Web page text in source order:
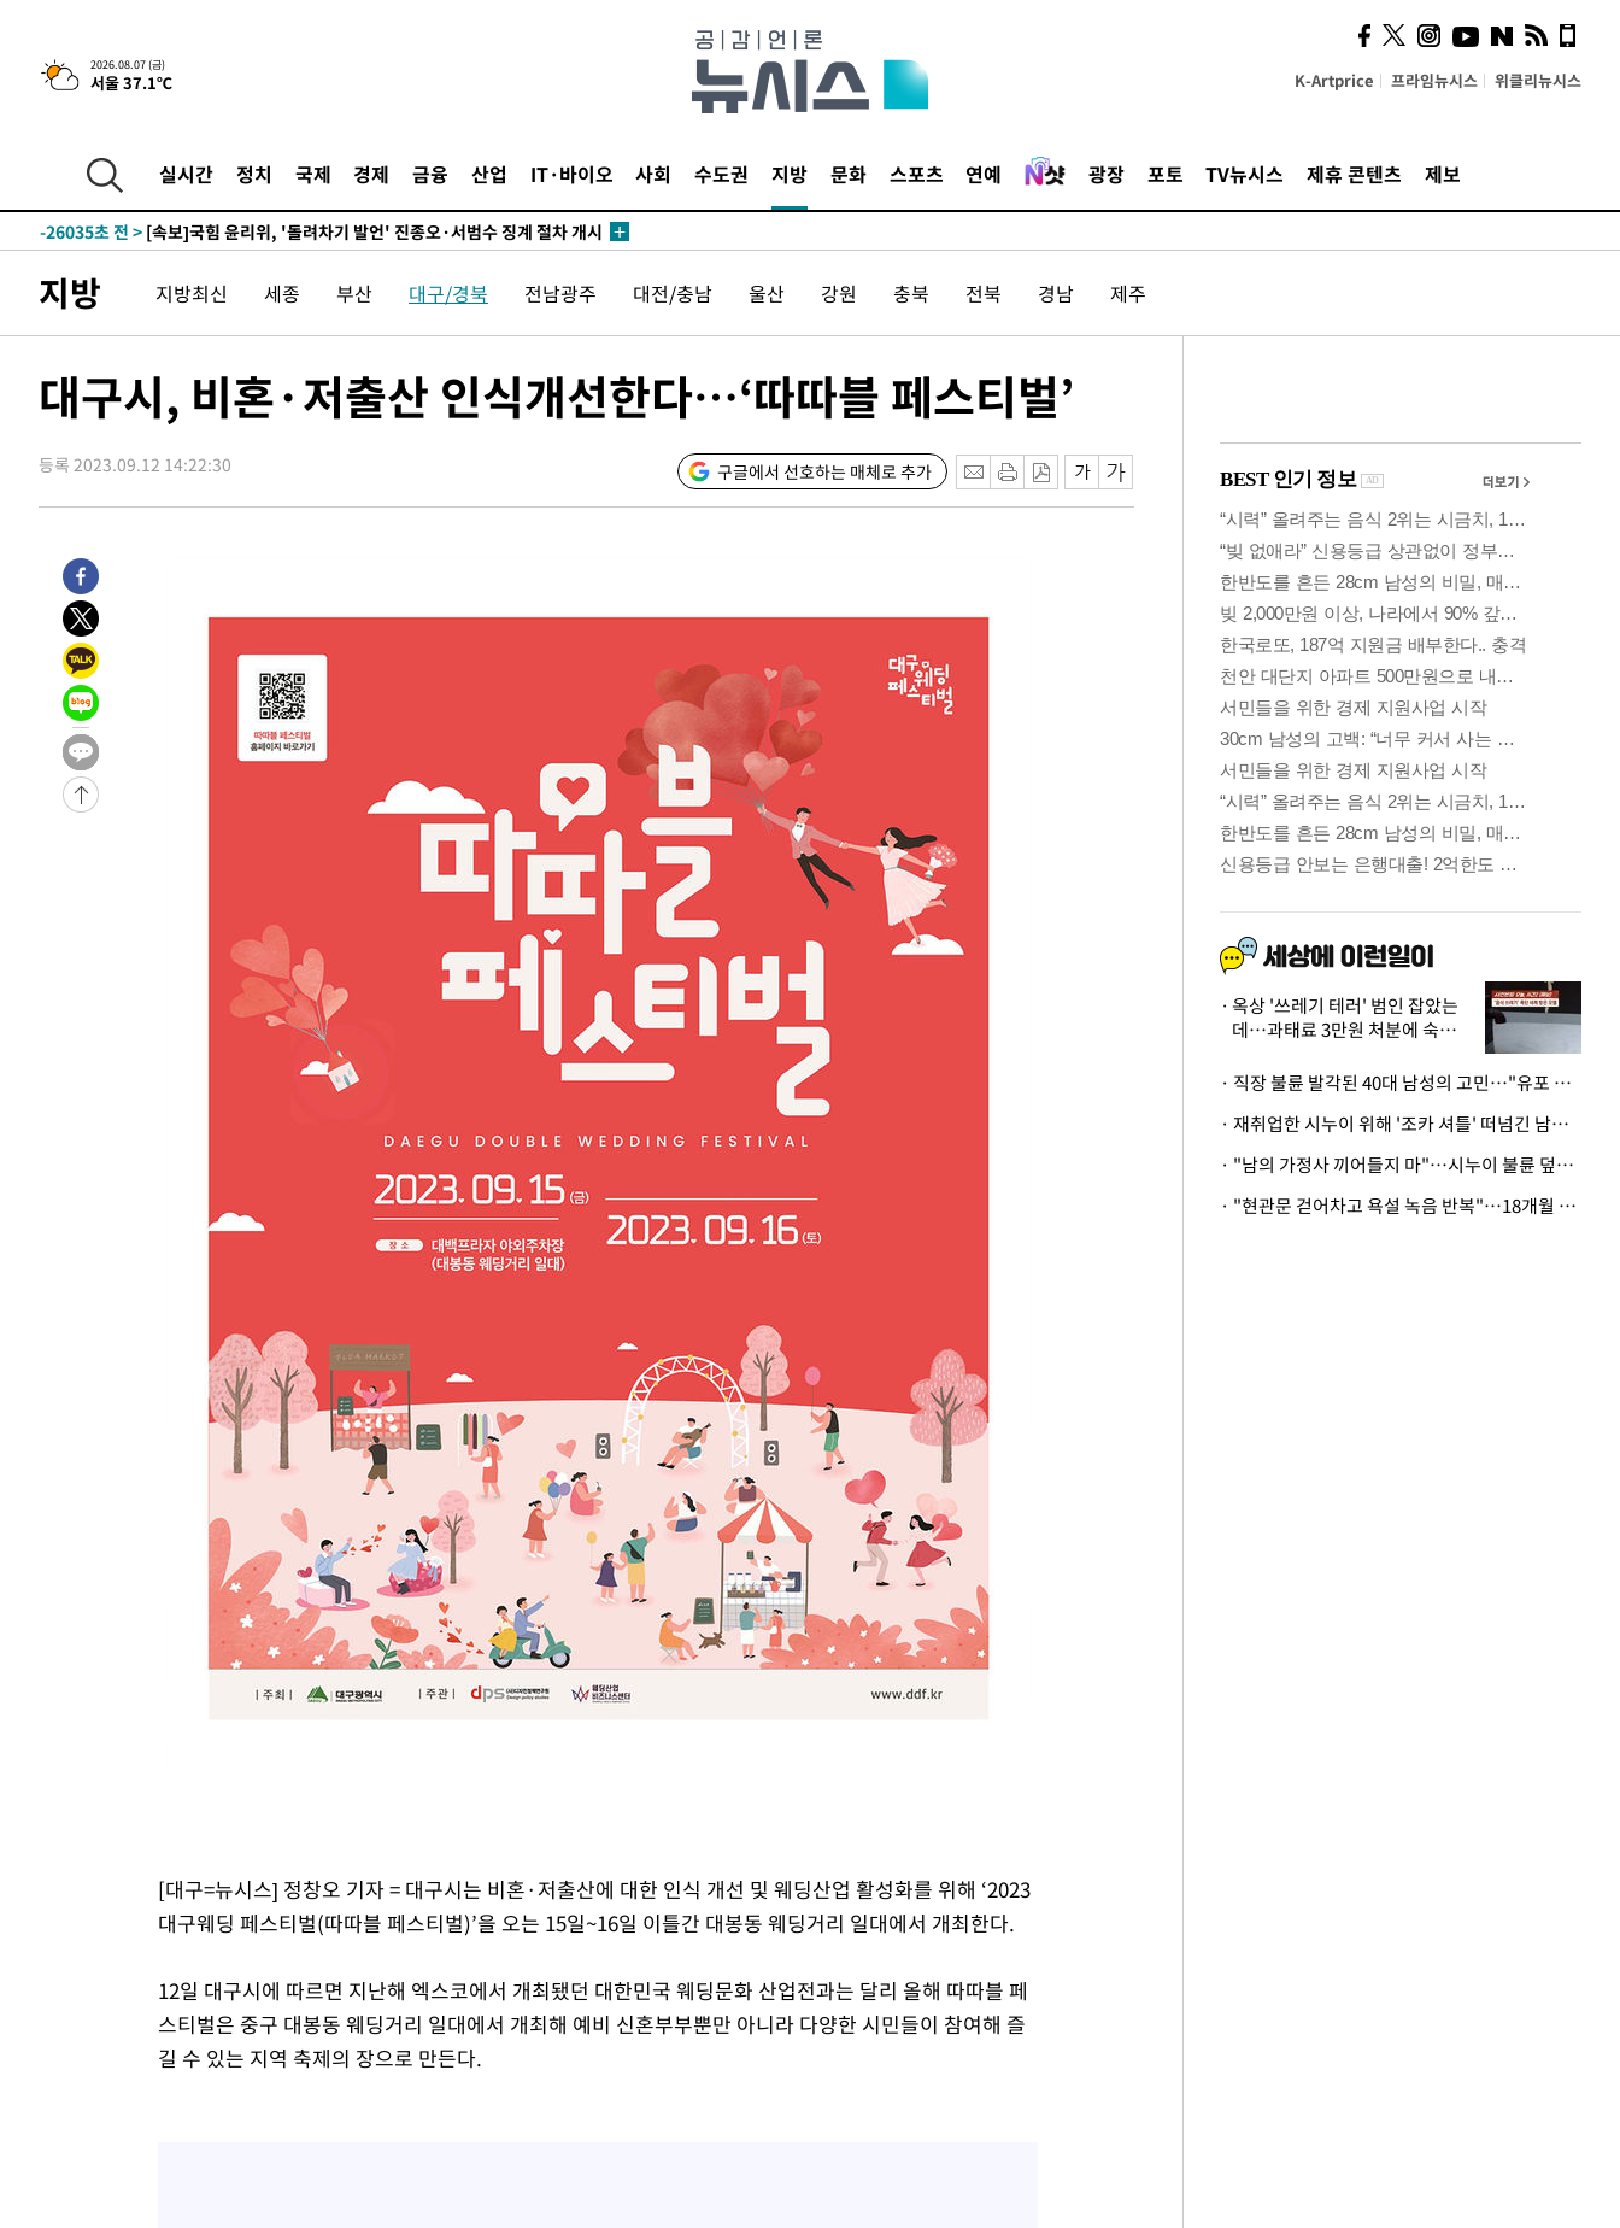
2026.08.07 (금)
서울 37.1℃ K-Artprice 프라임뉴시스 위클리뉴시스
실시간 정치 국제 경제 금융 산업 IT·바이오 사회 수도권 지방 문화 스포츠 연예 광장 포토 TV뉴시스 제휴 콘텐츠 제보
례 큰 폭발음
-31791초 전 >[속보]종합특검, '계엄 수용공간 확보' 신용해 前교정본부장 기소
-30664초 전 > 외신들도 주목한 韓축구 파문…"국민적 공분에 수사 재개"
-29657초 전 >
[속보]규제합리화위원회 부위원장에 김태유 서울대 공대 교수…이
병태 후임
-26015초 전 >
-21340초 전 > [속보] 7월 중국 수출 23.9%↑ 수입 27.5%↑…무역총액
-18366초 전 >
[속보]종합특검, '관저이전 봐주기 감사' 유병호 구속기소
-14966초 전 >민주 콩고 에볼라환자 4천명 돌파, 4053명 발생 1850명 사망
-13410초 전 >"미 전국적 살모네라 식중독 원인은 멕시코산 할라피뇨"-- CDC
-11804초 전 >[속보]합수본, '투표율 허위 입력' 중앙·서울·경기도 선관위 등 9곳
-11559초 전 >[속보]원·달러 환율, 오전 9시 1423.8원
-11341초 전 >
-11309초 전 >
-8474초 전 >
-7772초 전 >
입추에도 극한더위…서울 낮 39도 '폭염중대경보'
-2736초 전 >
이란, 호르무즈서 "적국 목표물들"과 대치로 남부 케슘섬에서 두차
례 큰 폭발음
-31811초 전 >
[속보]종합특검, '계엄 수용공간 확보' 신용해 前교정본부장 기소
-30684초 전 >
외신들도 주목한 韓축구 파문…"국민적 공분에 수사 재개"
-30655초 전 >
11시간 압수수색에 성접대 파문까지…'쑥대밭' 된 축구협회
[속보]규제합리화위원회 부위원장에 김태유 서울대 공대 교수…이
[속보]국힘 윤리위, '돌려차기 발언' 진종오·서범수 징계 절차 개시
[속보] 7월 중국 수출 23.9%↑ 수입 27.5%↑…무역총액
[속보]'채상병 순직 책임' 임성근, 항소심도 징역 3년
[속보]종합특검, '관저이전 봐주기 감사' 유병호 구속기소
민주 콩고 에볼라환자 4천명 돌파, 4053명 발생 1850명 사망
[속보]'300억원대 사기 혐의' 차가원 대표 구속 송치
"미 전국적 살모네라 식중독 원인은 멕시코산 할라피뇨"-- CDC
[속보]합수본, '투표율 허위 입력' 중앙·서울·경기도 선관위 등 9곳
[속보]원·달러 환율, 오전 9시 1423.8원
[속보]삼성전자·SK하이닉스 동반 강보합…1%대 상승 출발
[속보]코스닥, 5.95포인트(0.74%) 상승한 807.62개장
[속보]코스피, 6300선 재탈환…1.09% 오른 6365.07 개장
입추에도 극한더위…서울 낮 39도 '폭염중대경보'
이란, 호르무즈서 "적국 목표물들"과 대치로 남부 케슘섬에서 두차
지방 지방최신 세종 부산 대구/경북 전남광주 대전/충남 울산 강원 충북 전북 경남 제주
대구시, 비혼·저출산 인식개선한다…‘따따블 페스티벌’
등록 2023.09.12 14:22:30 구글에서 선호하는 매체로 추가
[대구=뉴시스] 정창오 기자 = 대구시는 비혼·저출산에 대한 인식 개선 및 웨딩산업 활성화를 위해 ‘2023
대구웨딩 페스티벌(따따블 페스티벌)’을 오는 15일~16일 이틀간 대봉동 웨딩거리 일대에서 개최한다.
12일 대구시에 따르면 지난해 엑스코에서 개최됐던 대한민국 웨딩문화 산업전과는 달리 올해 따따블 페
스티벌은 중구 대봉동 웨딩거리 일대에서 개최해 예비 신혼부부뿐만 아니라 다양한 시민들이 참여해 즐
길 수 있는 지역 축제의 장으로 만든다.
시, 스마트폰 액세서리에
NFC 더했다
옥상 '쓰레기 테러' 범인 잡았는
데…과태료 3만원 처분에 숙박업
· 직장 불륜 발각된 40대 남성의 고민…"유포 동료 명예훼손·협박죄 고소 가능할까"
· 재취업한 시누이 위해 '조카 셔틀' 떠넘긴 남편…아내 "난 못한다"
· "남의 가정사 끼어들지 마"…시누이 불륜 덮으려는 남편에 억울한 아내
· "현관문 걷어차고 욕설 녹음 반복"…18개월 아기 키우는 집 뒤흔든 '앞집의 비극'